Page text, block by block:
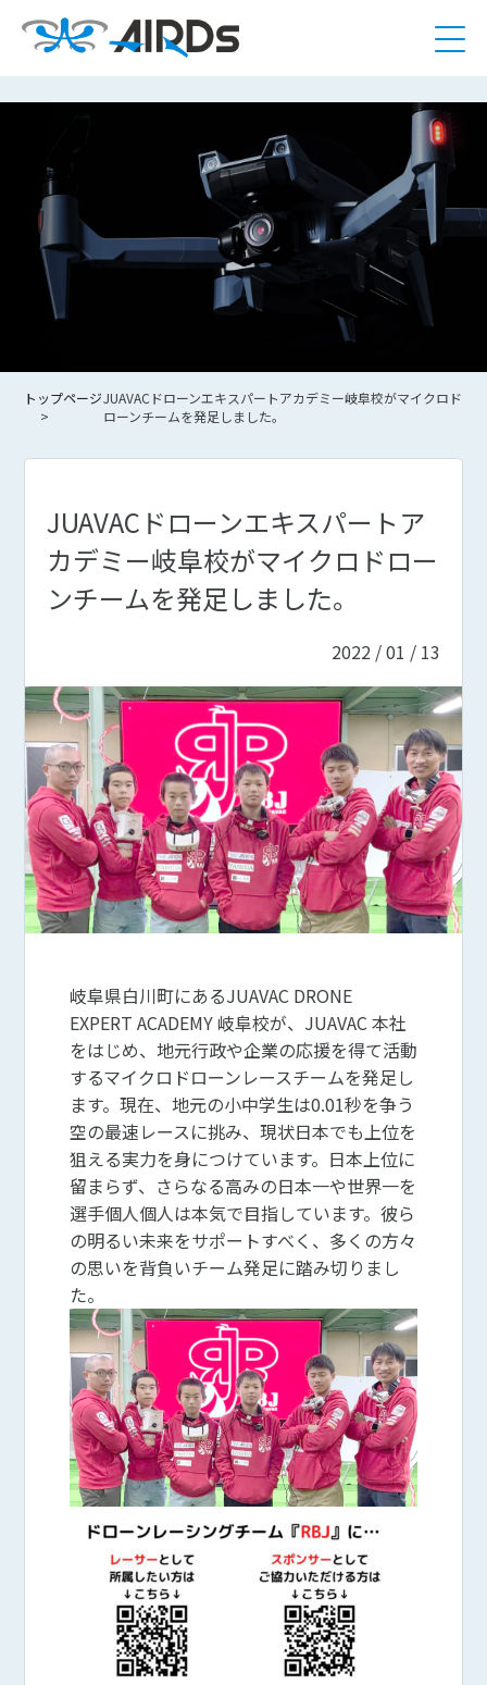
トップページJUAVACドローンエキスパートアカデミー岐阜校がマイクロド
ローンチームを発足しました。
JUAVACドローンエキスパートア
カデミー岐阜校がマイクロドロー
ンチームを発足しました。
2022 / 01 / 13
岐阜県白川町にあるJUAVAC DRONE
EXPERT ACADEMY 岐阜校が、JUAVAC 本社
をはじめ、地元行政や企業の応援を得て活動
するマイクロドローンレースチームを発足し
ます。現在、地元の小中学生は0.01秒を争う
空の最速レースに挑み、現状日本でも上位を
狙える実力を身につけています。日本上位に
留まらず、さらなる高みの日本一や世界一を
選手個人個人は本気で目指しています。彼ら
の明るい未来をサポートすべく、多くの方々
の思いを背負いチーム発足に踏み切りまし
た。